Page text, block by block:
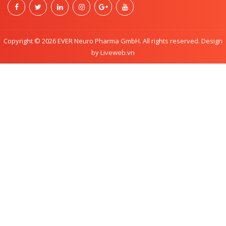
Copyright © 2026 EVER Neuro Pharma GmbH. All rights reserved. Design
by Liveweb.vn